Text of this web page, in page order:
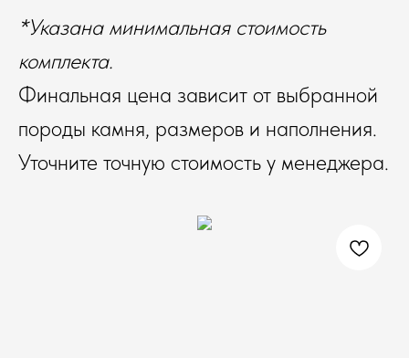
*Указана минимальная стоимость
комплекта.
Финальная цена зависит от выбранной
породы камня, размеров и наполнения.
Уточните точную стоимость у менеджера.